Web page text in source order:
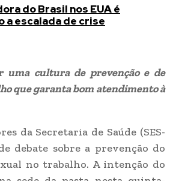
do Brasil nos EUA é
a escalada de crise
uma cultura de prevenção e de
que garanta bom atendimento à
da Secretaria de Saúde (SES-
debate sobre a prevenção do
no trabalho. A intenção do